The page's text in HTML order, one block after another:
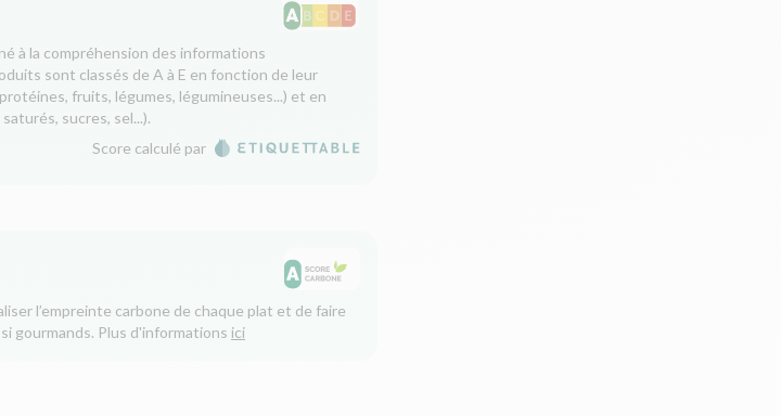
à la compréhension des informations
sont classés de A à E en fonction de leur
fruits, légumes, légumineuses...) et en
sucres, sel...).
Score calculé par
l’empreinte carbone de chaque plat et de faire
gourmands. Plus d'informations ici